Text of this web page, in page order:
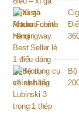
Bộ